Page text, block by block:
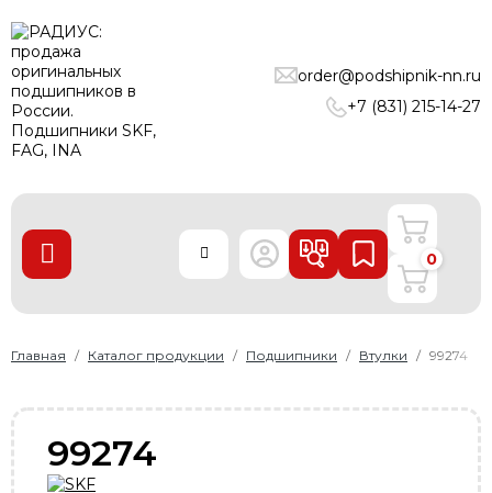
order@podshipnik-nn.ru
+7 (831) 215-14-27
ПОДШИПНИКИ
ЛИНЕЙНЫЕ ТЕХНОЛОГИИ
РЕМНИ
О нас
Доставка и оплата
+7 (831) 215-14-27
0
Главная Каталог продукции Подшипники Втулки 99274
99274